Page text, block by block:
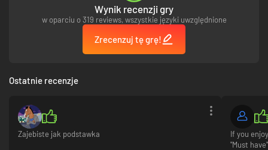
Wynik recenzji gry
w oparciu o 319 reviews, wszystkie języki uwzględnione
Zrecenzuj tę grę!
Ostatnie recenzje
Zajebiste jak podstawka
If you
"Must